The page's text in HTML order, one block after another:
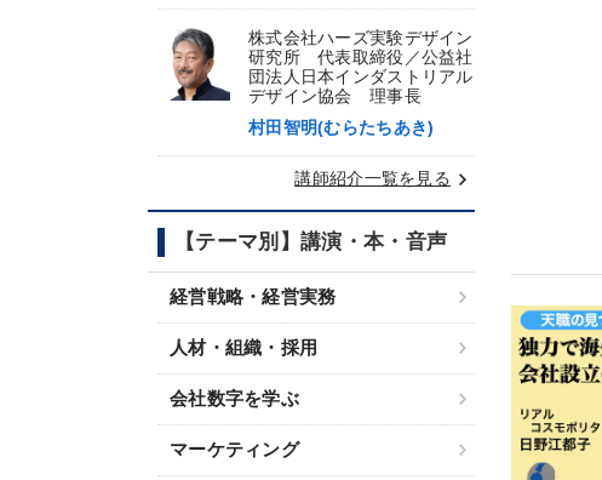
株式会社ハーズ実験デザイン
研究所 代表取締役／公益社
団法人日本インダストリアル
デザイン協会 理事長
村田智明(むらたちあき)
講師紹介一覧を見る keyboard_arrow_right
【テーマ別】講演・本・音声
経営戦略・経営実務
人材・組織・採用
会社数字を学ぶ
マーケティング